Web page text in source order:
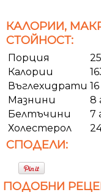
КАЛОРИИ,
СТОЙНОСТ:
Порция
Калории
Въглехидрати
Мазнини
8
Белтъчини
7
Холестерол
СПОДЕЛИ:
ПОДОБНИ